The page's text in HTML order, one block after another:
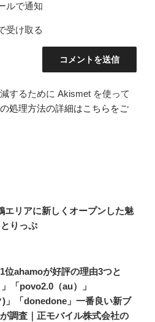
ルで通知
受け取る
するために Akismet を使って
処理方法の詳細はこちらをご
エリアに新しくオープンした魅
りっぷ
位ahamoが好評の理由3つと
「povo2.0（au）」
)」「donedone」一番良い新ブ
調査｜正モバイル株式会社の